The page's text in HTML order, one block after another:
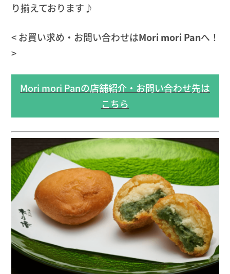
り揃えております♪
< お買い求め・お問い合わせはMori mori Panへ！
>
Mori mori Panの店舗紹介・お問い合わせ先は
こちら